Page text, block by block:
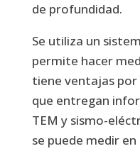
de profundidad.
Se utiliza un
permite hacer
tiene ventajas
que entregan
TEM y sismo-
se puede medir